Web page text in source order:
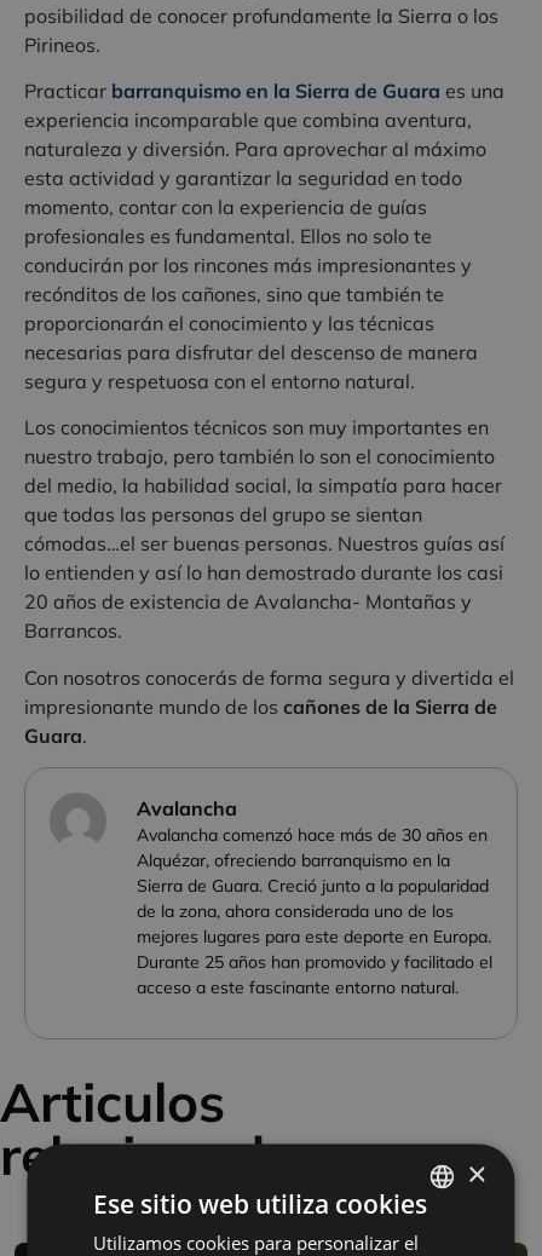
posibilidad de conocer profundamente la Sierra o los
Pirineos.
Practicar barranquismo en la Sierra de Guara es una
experiencia incomparable que combina aventura,
naturaleza y diversión. Para aprovechar al máximo
esta actividad y garantizar la seguridad en todo
momento, contar con la experiencia de guías
profesionales es fundamental. Ellos no solo te
conducirán por los rincones más impresionantes y
recónditos de los cañones, sino que también te
proporcionarán el conocimiento y las técnicas
necesarias para disfrutar del descenso de manera
segura y respetuosa con el entorno natural.
Los conocimientos técnicos son muy importantes en
nuestro trabajo, pero también lo son el conocimiento
del medio, la habilidad social, la simpatía para hacer
que todas las personas del grupo se sientan
cómodas…el ser buenas personas. Nuestros guías así
lo entienden y así lo han demostrado durante los casi
20 años de existencia de Avalancha- Montañas y
Barrancos.
Con nosotros conocerás de forma segura y divertida el
impresionante mundo de los cañones de la Sierra de
Guara.
Avalancha
Avalancha comenzó hace más de 30 años en
Alquézar, ofreciendo barranquismo en la
Sierra de Guara. Creció junto a la popularidad
de la zona, ahora considerada uno de los
mejores lugares para este deporte en Europa.
Durante 25 años han promovido y facilitado el
acceso a este fascinante entorno natural.
Articulos
relacionados
SPANISH
×
Ese sitio web utiliza cookies
Utilizamos cookies para personalizar el